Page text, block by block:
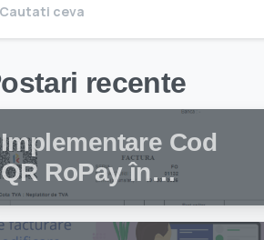
recente
Implementare Cod
QR RoPay în
programul de
facturare Facturis